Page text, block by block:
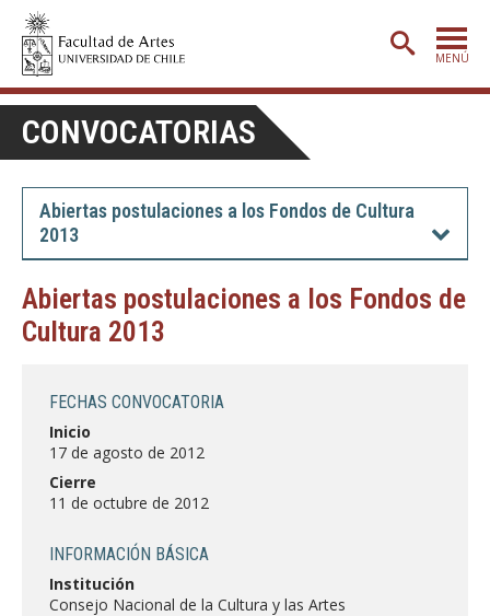
MENÚ
PORTADA
ADMISIÓN
ETAPA BÁSICA
POSTGRADO
BIBLIOTECA
DEPARTAMENTOS
FACULTAD
Estudiantes
Académicas/os
CONVOCATORIAS
Abiertas postulaciones a los Fondos de Cultura
2013
Abiertas postulaciones a los Fondos de
Cultura 2013
FECHAS CONVOCATORIA
Inicio
17 de agosto de 2012
Cierre
11 de octubre de 2012
INFORMACIÓN BÁSICA
Institución
Consejo Nacional de la Cultura y las Artes